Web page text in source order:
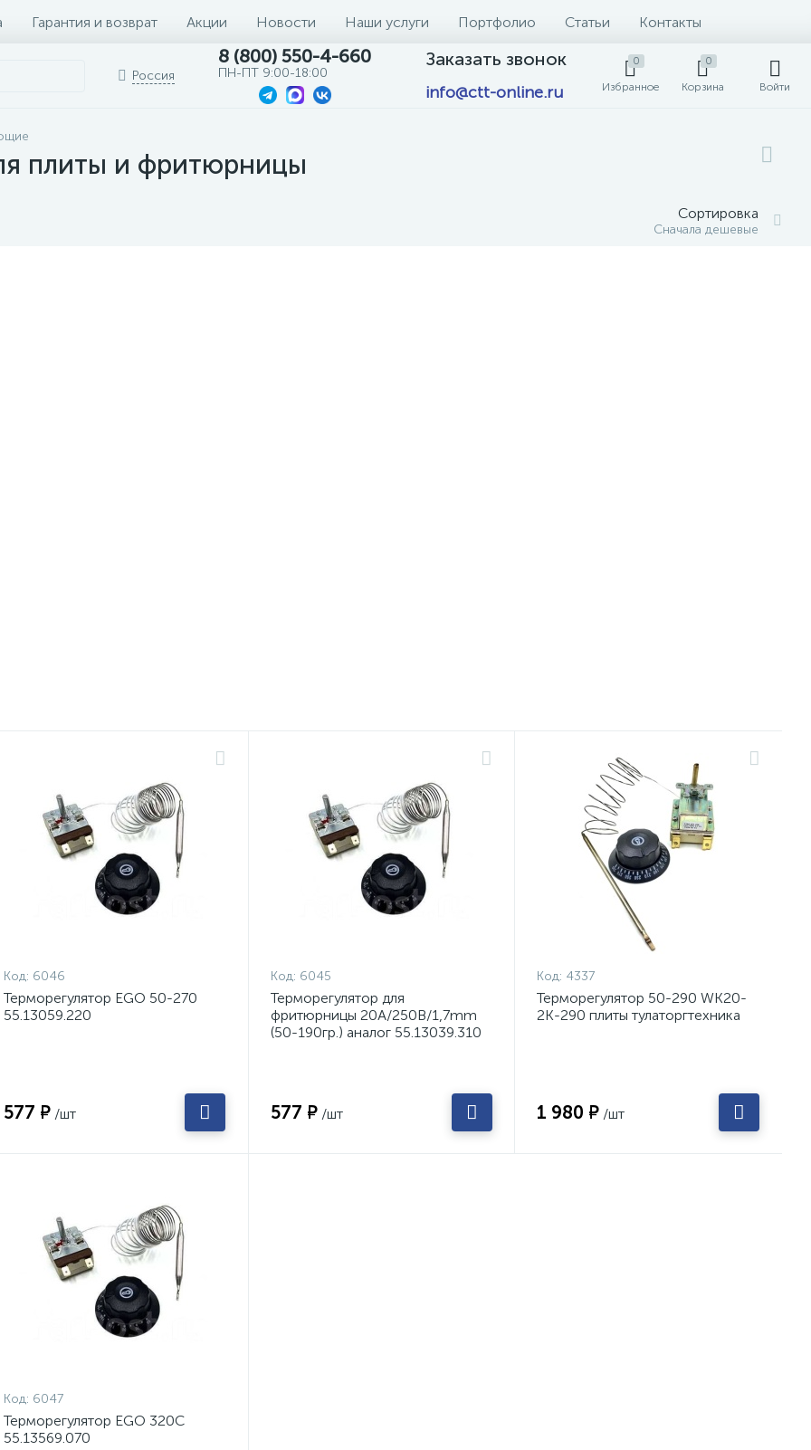
Гарантия и возврат Акции Новости Наши услуги Портфолио Статьи Контакты
Россия
8 (800) 550-4-660
ПН-ПТ 9:00-18:00
Заказать звонок
info@ctt-online.ru
0
Избранное
0
Корзина Войти
плиты и фритюрницы
Сортировка
Сначала дешевые
Код: 6046
Терморегулятор EGO 50-270
55.13059.220
577 ₽ /шт
Код: 6045
Терморегулятор для
фритюрницы 20A/250B/1,7mm
(50-190гр.) аналог 55.13039.310
577 ₽ /шт
Код: 4337
Терморегулятор 50-290 WK20-
2K-290 плиты тулаторгтехника
1 980 ₽ /шт
Код: 6047
Терморегулятор EGO 320С
55.13569.070